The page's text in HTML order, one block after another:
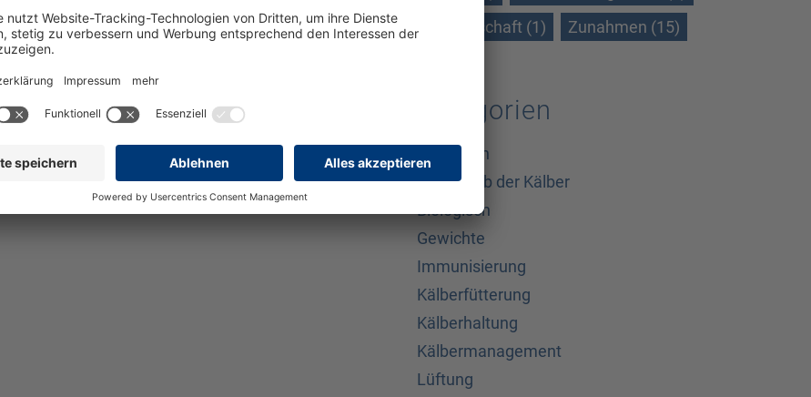
Wissenschaft (1)
Zunahmen (15)
Kategorien
Allgemein
Außerhalb der Kälber
Biologisch
Gewichte
Immunisierung
Kälberfütterung
Kälberhaltung
Kälbermanagement
Lüftung